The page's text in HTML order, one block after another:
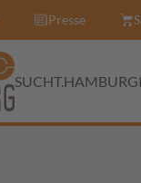
Presse
SUCHT.HAMBURG